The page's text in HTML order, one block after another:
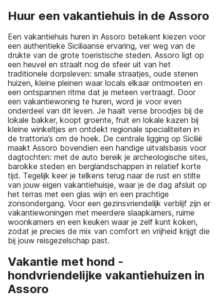
Huur een vakantiehuis in de Assoro
Een vakantiehuis huren in Assoro betekent kiezen voor
een authentieke Siciliaanse ervaring, ver weg van de
drukte van de grote toeristische steden. Assoro ligt op
een heuvel en straalt nog de sfeer uit van het
traditionele dorpsleven: smalle straatjes, oude stenen
huizen, kleine pleinen waar locals elkaar ontmoeten en
een ontspannen ritme dat je meteen vertraagt. Door
een vakantiewoning te huren, word je voor even
onderdeel van dit leven. Je haalt verse broodjes bij de
lokale bakker, koopt groente, fruit en lokale kazen bij
kleine winkeltjes en ontdekt regionale specialiteiten in
de trattoria’s om de hoek. De centrale ligging op Sicilië
maakt Assoro bovendien een handige uitvalsbasis voor
dagtochten: met de auto bereik je archeologische sites,
barokke steden en berglandschappen in relatief korte
tijd. Tegelijk keer je telkens terug naar de rust en stilte
van jouw eigen vakantiehuisje, waar je de dag afsluit op
het terras met een glas wijn en een prachtige
zonsondergang. Voor een gezinsvriendelijk verblijf zijn er
vakantiewoningen met meerdere slaapkamers, ruime
woonkamers en een keuken waar je zelf kunt koken,
zodat je precies de mix van comfort en vrijheid krijgt die
bij jouw reisgezelschap past.
Vakantie met hond -
hondvriendelijke vakantiehuizen in
Assoro